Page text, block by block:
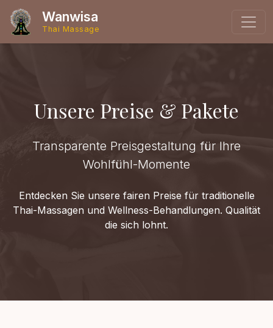
Wanwisa
Thai Massage
Unsere Preise & Pakete
Transparente Preisgestaltung für Ihre
Wohlfühl-Momente
Entdecken Sie unsere fairen Preise für traditionelle
Thai-Massagen und Wellness-Behandlungen. Qualität
die sich lohnt.